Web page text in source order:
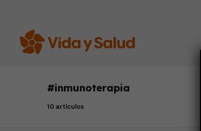
#inmunoterapia
10 artículos